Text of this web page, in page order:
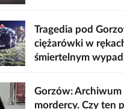
Tragedia pod
ciężarówki w
śmiertelnym
Gorzów: Archiwum
mordercy. Czy ten